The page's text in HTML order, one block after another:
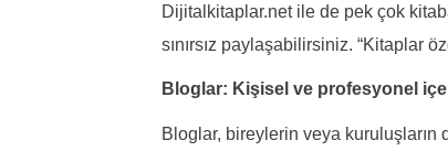
Dijitalkitaplar.net ile de pek çok
sınırsız paylaşabilirsiniz. “Kitaplar
Bloglar: Kişisel ve profesyonel
Bloglar, bireylerin veya